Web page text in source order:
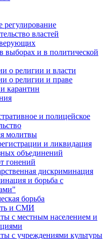
регулирование
властей
выборах и в политической
о религии и власти
о религии и праве
карантин
и полицейское
молитвы
и ликвидация
объединений
гонений
дискриминация
и борьба с
борьба
и СМИ
с местным населением и
с учреждениями культуры